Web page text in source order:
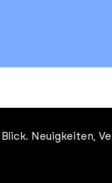
Neuigkeiten,